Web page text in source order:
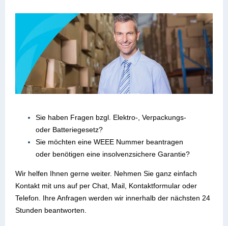
Sie haben Fragen bzgl. Elektro-, Verpackungs-
oder Batteriegesetz?
Sie möchten eine WEEE Nummer beantragen
oder benötigen eine insolvenzsichere Garantie?
Wir helfen Ihnen gerne weiter. Nehmen Sie ganz einfach
Kontakt mit uns auf per Chat, Mail, Kontaktformular oder
Telefon. Ihre Anfragen werden wir innerhalb der nächsten 24
Stunden beantworten.